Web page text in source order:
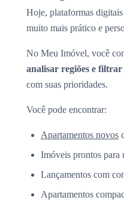
Hoje, plataformas
muito mais prático e
No Meu Imóvel, você
analisar regiões e
com suas prioridades.
Você pode encontrar:
Apartamentos novos
Imóveis prontos para
Lançamentos com
Apartamentos